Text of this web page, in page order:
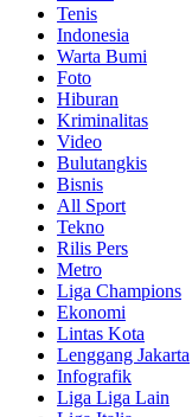
Tenis
Indonesia
Warta Bumi
Foto
Hiburan
Kriminalitas
Video
Bulutangkis
Bisnis
All Sport
Tekno
Rilis Pers
Metro
Liga Champions
Ekonomi
Lintas Kota
Lenggang Jakarta
Infografik
Liga Liga Lain